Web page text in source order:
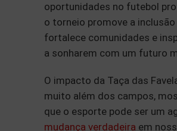
oportunidades no futebol
o torneio promove a
fortalece comunidades e
a sonharem com um futuro
O impacto da Taça das
muito além dos campos,
que o esporte pode ser um
mudança verdadeira em